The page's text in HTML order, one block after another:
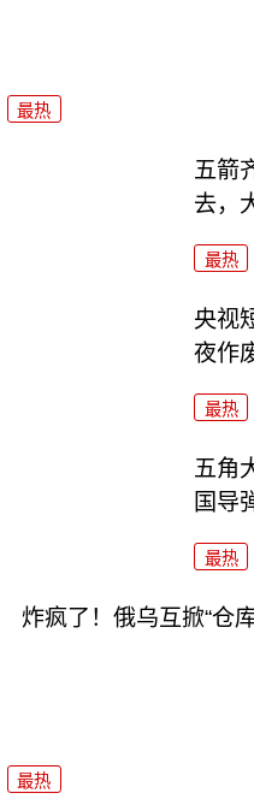
最热
五箭
去，
最热
央视
夜作
最热
五角
国导
最热
炸疯了！俄乌互掀“仓
最热